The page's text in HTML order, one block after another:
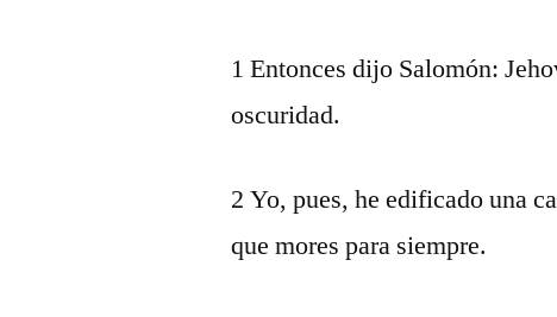
1 Entonces dijo Salomón:
oscuridad.
2 Yo, pues, he edificado una
que mores para siempre.